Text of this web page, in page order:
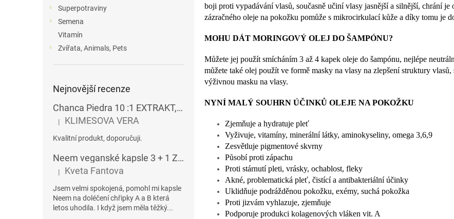
Superpotraviny
Semena
Vitamín
Zvířata, Animals, Pets
Nejnovější recenze
Chanca Piedra 10 :1 EXTRAKT, veganské kapsle 60ks
Hodnocení produktu je 5 z 5 hvězdiček.
| KLIMESOVA VERA
Kvalitní produkt, doporučuji.
Neem veganské kapsle 3 + 1 ZDARMA
Hodnocení produktu je 5 z 5 hvězdiček.
| Kveta Fantova
Jsem velmi spokojená, pomohl mi kapsle
Neem na doléčení chřipky A a B která
letos uhodila. I když jsem měla těžký...
boji proti vypadávání vlasů, současně učiní vlasy jasnější a silnější, chrání
zázračného oleje na pokožku pomůže s mikrocirkulací kůže a díky tomu je
MOHU DÁT MORINGOVÝ OLEJ DO ŠAMPÓNU?
Můžete jej použít smícháním 3 až 4 kapek oleje do šampónu, nejlépe
můžete také olej použít ve formě masky na vlasy na zlepšení struktury
výživnou masku na vlasy.
NYNÍ MALÝ SOUHRN ÚČINKŮ OLEJE NA POKOŽKU
Zjemňuje a hydratuje pleť
Vyživuje, vitamíny, minerální látky, aminokyseliny, omega 3,6,9
Zesvětluje pigmentové skvrny
Působí proti zápachu
Proti stárnutí pleti, vrásky, ochablost, fleky
Akné, problematická pleť, čistící a antibakteriální účinky
Uklidňuje podrážděnou pokožku, exémy, suchá pokožka
Proti jizvám vyhlazuje, zjemňuje
Podporuje produkci kolagenových vláken vit. A